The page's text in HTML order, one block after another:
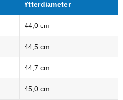
Ytterdiameter
44,0 cm
44,5 cm
44,7 cm
45,0 cm